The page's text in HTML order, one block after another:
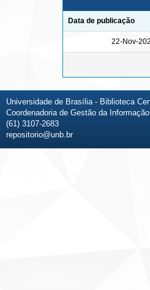
Data de publicação
22-Nov-
Universidade de Brasília - Biblioteca
Coordenadoria de Gestão da
(61) 3107-2683
repositorio@unb.br